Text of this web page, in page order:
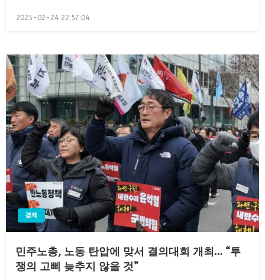
Posted
2025-02-24 22:57:04
경제
민주노총, 노동 탄압에 맞서 결의대회 개최… “투
쟁의 고삐 늦추지 않을 것”